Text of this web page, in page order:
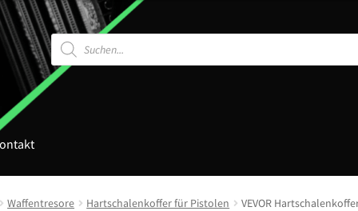
Products
search
Waffentresore Hartschalenkoffer für Pistolen
VEVOR